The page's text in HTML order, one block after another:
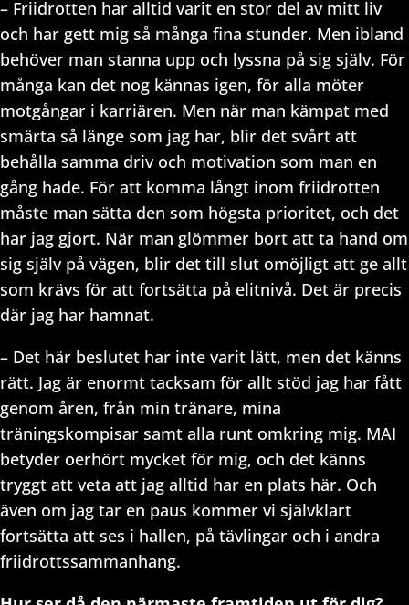
– Friidrotten har alltid varit en stor del av mitt liv
och har gett mig så många fina stunder. Men ibland
behöver man stanna upp och lyssna på sig själv. För
många kan det nog kännas igen, för alla möter
motgångar i karriären. Men när man kämpat med
smärta så länge som jag har, blir det svårt att
behålla samma driv och motivation som man en
gång hade. För att komma långt inom friidrotten
måste man sätta den som högsta prioritet, och det
har jag gjort. När man glömmer bort att ta hand om
sig själv på vägen, blir det till slut omöjligt att ge allt
som krävs för att fortsätta på elitnivå. Det är precis
där jag har hamnat.
– Det här beslutet har inte varit lätt, men det känns
rätt. Jag är enormt tacksam för allt stöd jag har fått
genom åren, från min tränare, mina
träningskompisar samt alla runt omkring mig. MAI
betyder oerhört mycket för mig, och det känns
tryggt att veta att jag alltid har en plats här. Och
även om jag tar en paus kommer vi självklart
fortsätta att ses i hallen, på tävlingar och i andra
friidrottssammanhang.